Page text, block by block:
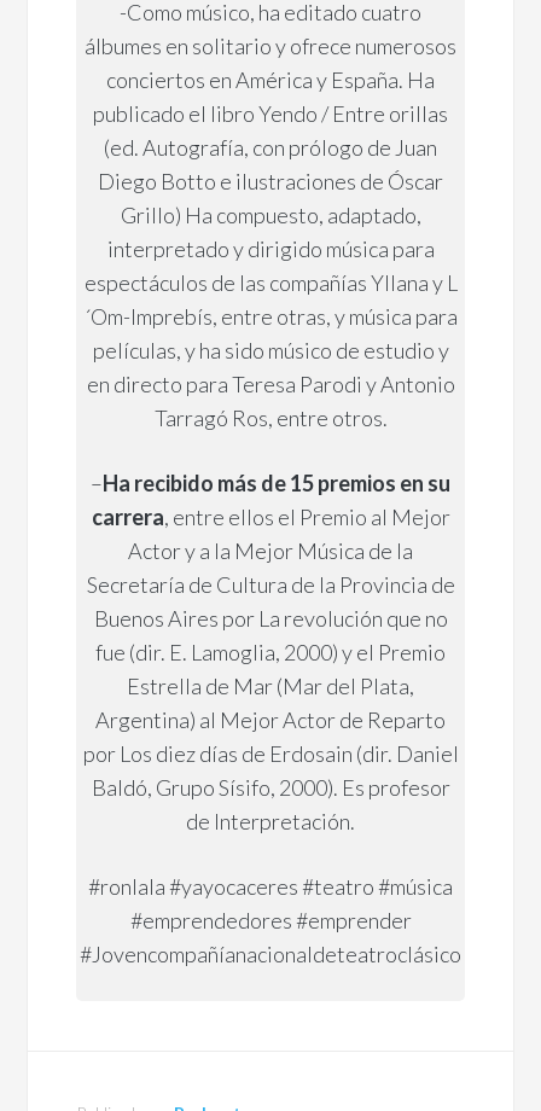
-Como músico, ha editado cuatro
álbumes en solitario y ofrece numerosos
conciertos en América y España. Ha
publicado el libro Yendo / Entre orillas
(ed. Autografía, con prólogo de Juan
Diego Botto e ilustraciones de Óscar
Grillo) Ha compuesto, adaptado,
interpretado y dirigido música para
espectáculos de las compañías Yllana y L
´Om-Imprebís, entre otras, y música para
películas, y ha sido músico de estudio y
en directo para Teresa Parodi y Antonio
Tarragó Ros, entre otros.
–Ha recibido más de 15 premios en su
carrera, entre ellos el Premio al Mejor
Actor y a la Mejor Música de la
Secretaría de Cultura de la Provincia de
Buenos Aires por La revolución que no
fue (dir. E. Lamoglia, 2000) y el Premio
Estrella de Mar (Mar del Plata,
Argentina) al Mejor Actor de Reparto
por Los diez días de Erdosain (dir. Daniel
Baldó, Grupo Sísifo, 2000). Es profesor
de Interpretación.
#ronlala #yayocaceres #teatro #música
#emprendedores #emprender
#Jovencompañíanacionaldeteatroclásico